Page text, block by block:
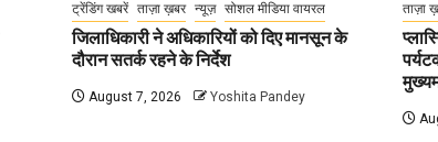
ट्रेंडिंग खबरें ताज़ा ख़बर न्यूज़ सोशल मीडिया वायरल
जिलाधिकारी ने अधिकारियों को दिए मानसून के
दौरान सतर्क रहने के निर्देश
August 7, 2026 Yoshita Pandey
ताज़ा